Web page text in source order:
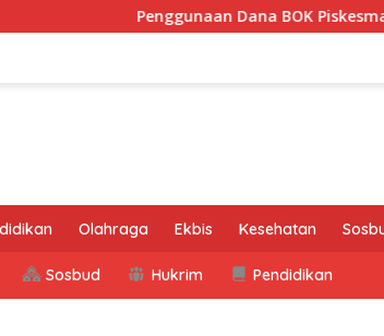
Penggunaan Dana BOK Piskesmas Maliang
Olahraga Ekbis Kesehatan
Sosbud Hukrim Pendidikan